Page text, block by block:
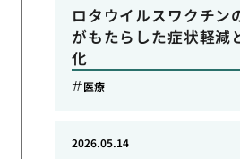
ロタウイルスワクチン
がもたらした症状軽減
化
医療
2026.05.14